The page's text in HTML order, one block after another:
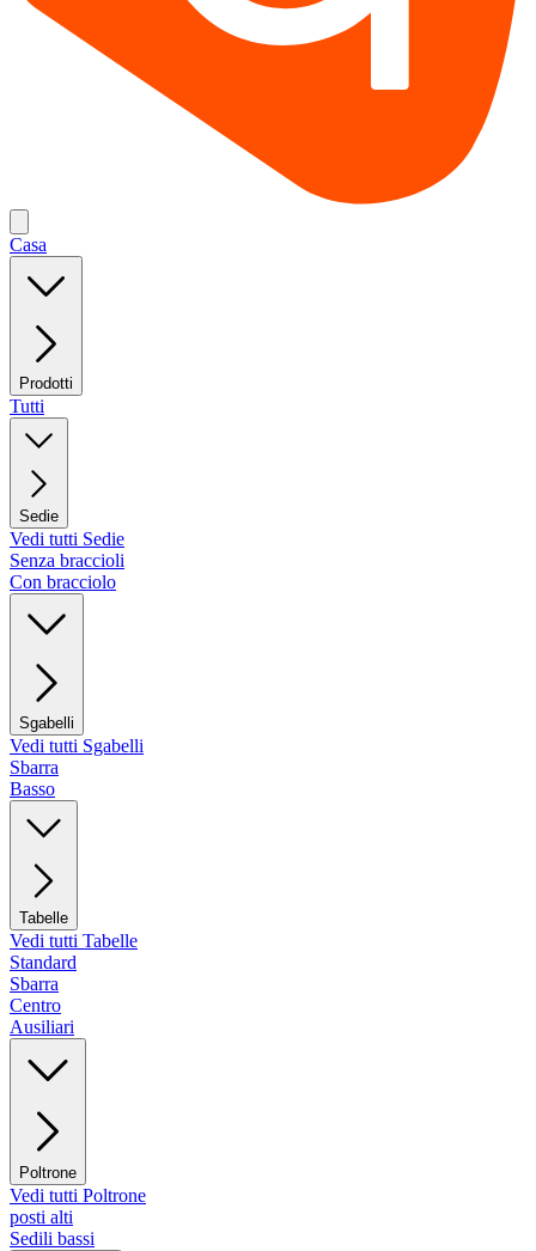
Casa
Prodotti
Tutti
Sedie
Vedi tutti Sedie
Senza braccioli
Con bracciolo
Sgabelli
Vedi tutti Sgabelli
Sbarra
Basso
Tabelle
Vedi tutti Tabelle
Standard
Sbarra
Centro
Ausiliari
Poltrone
Vedi tutti Poltrone
posti alti
Sedili bassi